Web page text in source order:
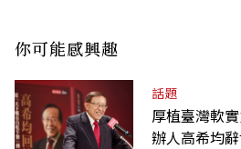
你可能感興趣
話題
厚植臺灣軟
辦人高希均